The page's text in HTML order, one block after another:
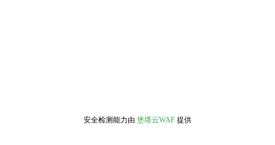
安全检测能力由 堡塔云WAF 提供